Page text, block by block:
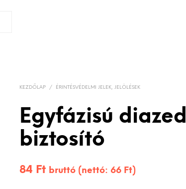
KEZDŐLAP / ÉRINTÉSVÉDELMI JELEK, JELÖLÉSEK
Egyfázisú diazed
biztosító
84 Ft bruttó (nettó: 66 Ft)